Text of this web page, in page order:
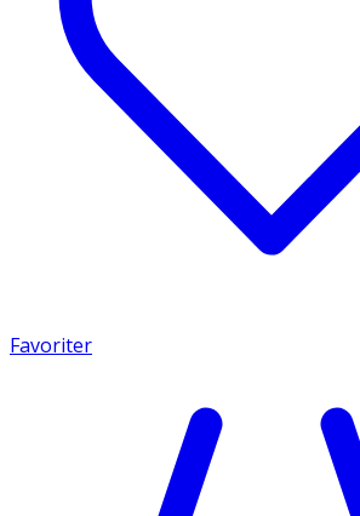
Favoriter